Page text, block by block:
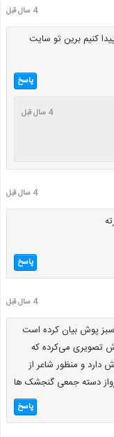
4 سال قبل
کنیم برین تو سایت
پاسخ
4 سال قبل
4 سال قبل
پاسخ
4 سال قبل
سبز پوش بیان کرده است
تصویری می‌کرده که
دارد و منظور شاعر از
دسته جمعی گنجشک ها
پاسخ